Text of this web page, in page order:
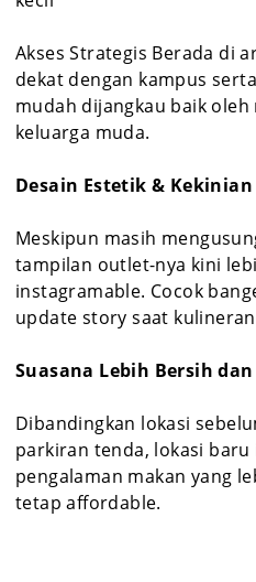
Akses Strategis Berada di
dekat dengan kampus
mudah dijangkau baik
keluarga muda.
Desain Estetik & Kekinian
Meskipun masih
tampilan outlet-nya kini
instagramable. Cocok
update story saat
Suasana Lebih Bersih
Dibandingkan lokasi
parkiran tenda, lokasi
pengalaman makan yang
tetap affordable.